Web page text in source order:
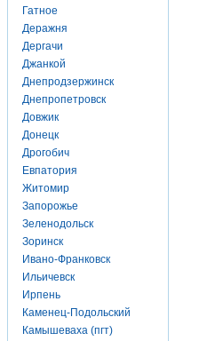
Гатное
Деражня
Дергачи
Джанкой
Днепродзержинск
Днепропетровск
Довжик
Донецк
Дрогобич
Евпатория
Житомир
Запорожье
Зеленодольск
Зоринск
Ивано-Франковск
Ильичевск
Ирпень
Каменец-Подольский
Камышеваха (пгт)